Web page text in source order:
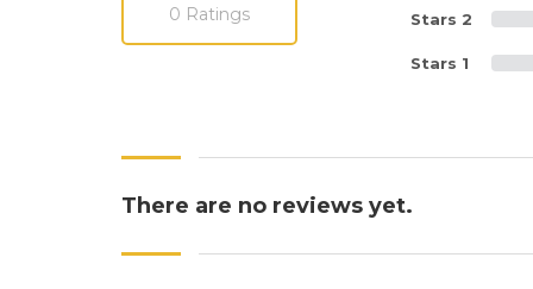
0 Ratings Stars 2
Stars 1
There are no reviews yet.